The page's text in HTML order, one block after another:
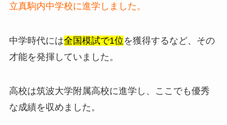
立真駒内中学校に進学しました。
中学時代には全国模試で1位を獲得するなど、その
才能を発揮していました。
高校は筑波大学附属高校に進学し、ここでも優秀
な成績を収めました。